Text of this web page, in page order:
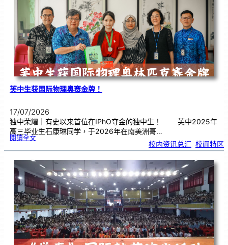
周
年
芙中生获国际物理奥赛金牌！
17/07/2026
独中荣耀｜有史以来首位在IPhO夺金的独中生！ 芙中2025年
高三毕业生石康琳同学，于2026年在南美洲哥…
閱讀全文:芙
获
际
物
理
赛
金
牌
！
校内资讯总汇 校闻特区